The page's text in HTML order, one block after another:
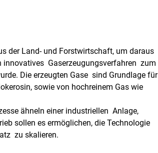
der Land- und Forstwirtschaft, um daraus
innovatives Gaserzeugungsverfahren zum
Die erzeugten Gase sind Grundlage für
sowie von hochreinem Gas wie
ähneln einer industriellen Anlage,
sollen es ermöglichen, die Technologie
zu skalieren.